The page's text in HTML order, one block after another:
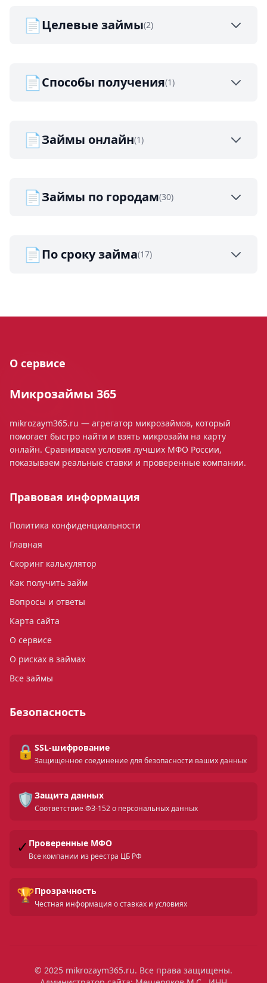
📄Целевые займы(2)
📄Способы получения(1)
📄Займы онлайн(1)
📄Займы по городам(30)
📄По сроку займа(17)
О сервисе
Микрозаймы 365
mikrozaym365.ru — агрегатор микрозаймов, который
помогает быстро найти и взять микрозайм на карту
онлайн. Сравниваем условия лучших МФО России,
показываем реальные ставки и проверенные компании.
Правовая информация
Политика конфиденциальности
Главная
Скоринг калькулятор
Как получить займ
Вопросы и ответы
Карта сайта
О сервисе
О рисках в займах
Все займы
Безопасность
🔒 SSL-шифрование
Защищенное соединение для безопасности ваших данных
🛡️ Защита данных
Соответствие ФЗ-152 о персональных данных
✓ Проверенные МФО
Все компании из реестра ЦБ РФ
🏆Прозрачность
Честная информация о ставках и условиях
© 2025 mikrozaym365.ru. Все права защищены.